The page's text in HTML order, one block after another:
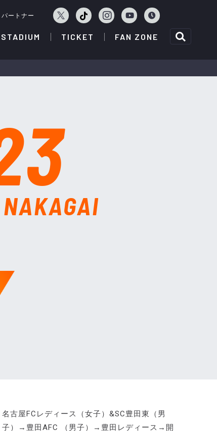
パートナー
STADIUM TICKET FAN ZONE
名古屋FCレディース（女子）&SC豊田東（男
子）→豊田AFC （男子）→豊田レディース→開